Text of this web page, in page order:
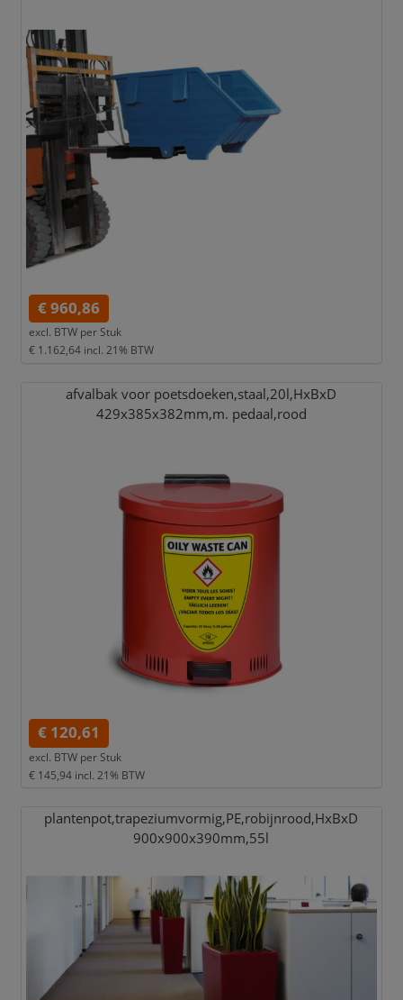
€ 960,86
excl. BTW per Stuk
€ 1.162,64 incl. 21% BTW
afvalbak voor poetsdoeken,staal,20l,HxBxD
429x385x382mm,m. pedaal,rood
€ 120,61
excl. BTW per Stuk
€ 145,94 incl. 21% BTW
plantenpot,trapeziumvormig,PE,robijnrood,HxBxD
900x900x390mm,55l